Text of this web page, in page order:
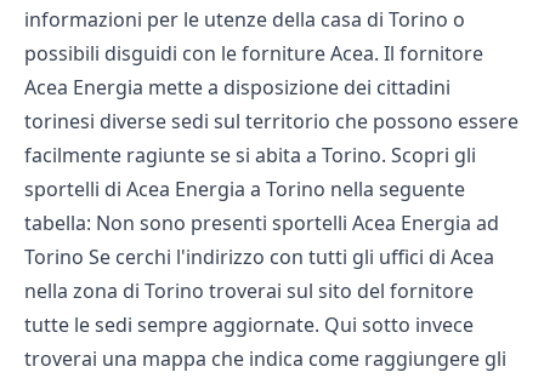
informazioni per le utenze della casa di Torino o
possibili disguidi con le forniture Acea. Il fornitore
Acea Energia mette a disposizione dei cittadini
torinesi diverse sedi sul territorio che possono essere
facilmente ragiunte se si abita a Torino. Scopri gli
sportelli di Acea Energia a Torino nella seguente
tabella: Non sono presenti sportelli Acea Energia ad
Torino Se cerchi l'indirizzo con tutti gli uffici di Acea
nella zona di Torino troverai sul sito del fornitore
tutte le sedi sempre aggiornate. Qui sotto invece
troverai una mappa che indica come raggiungere gli